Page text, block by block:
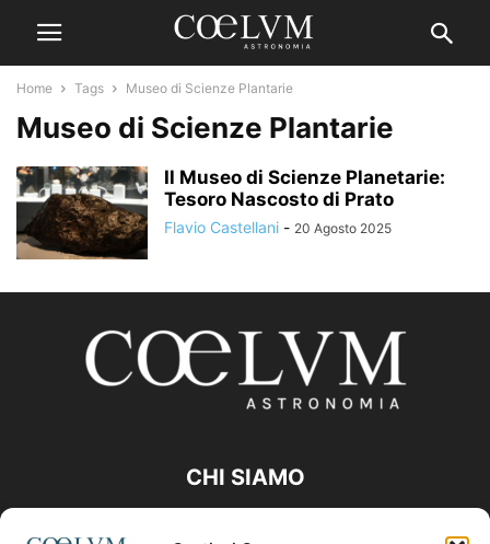
Home Tags Museo di Scienze Plantarie
Museo di Scienze Plantarie
Il Museo di Scienze Planetarie:
Tesoro Nascosto di Prato
Flavio Castellani - 20 Agosto 2025
CHI SIAMO